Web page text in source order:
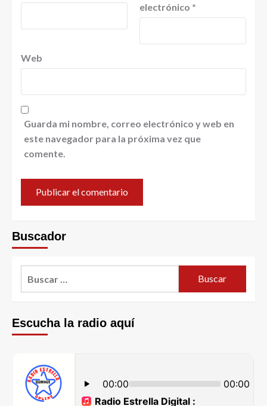
electrónico *
Web
Guarda mi nombre, correo electrónico y web en
este navegador para la próxima vez que
comente.
Buscador
Escucha la radio aquí